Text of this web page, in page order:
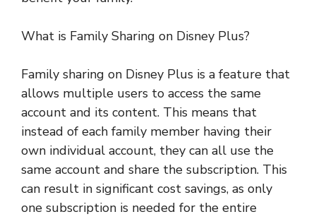
What is Family Sharing on Disney Plus?
Family sharing on Disney Plus is a feature that
allows multiple users to access the same
account and its content. This means that
instead of each family member having their
own individual account, they can all use the
same account and share the subscription. This
can result in significant cost savings, as only
one subscription is needed for the entire